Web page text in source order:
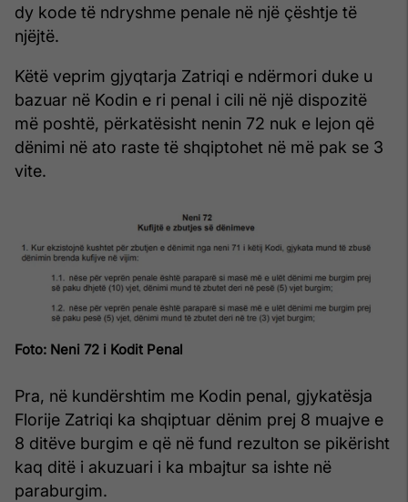
dy kode të ndryshme penale në një çështje të
njëjtë.
Këtë veprim gjyqtarja Zatriqi e ndërmori duke u
bazuar në Kodin e ri penal i cili në një dispozitë
më poshtë, përkatësisht nenin 72 nuk e lejon që
dënimi në ato raste të shqiptohet në më pak se 3
vite.
Foto: Neni 72 i Kodit Penal
Pra, në kundërshtim me Kodin penal, gjykatësja
Florije Zatriqi ka shqiptuar dënim prej 8 muajve e
8 ditëve burgim e që në fund rezulton se pikërisht
kaq ditë i akuzuari i ka mbajtur sa ishte në
paraburgim.